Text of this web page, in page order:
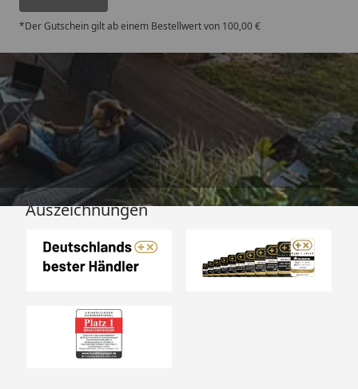
*Der Gutschein gilt ab einem Bestellwert von 100,00 €
Versand
Auszeichnungen